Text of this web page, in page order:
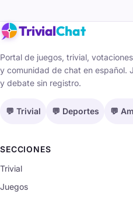
TrivialChat
Portal de juegos, trivial,
y comunidad de chat en español.
y debate sin registro.
💬 Trivial 💬 Deportes 💬
SECCIONES
Trivial
Juegos